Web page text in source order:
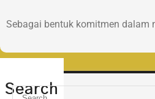
Sebagai bentuk komitmen
Search
S